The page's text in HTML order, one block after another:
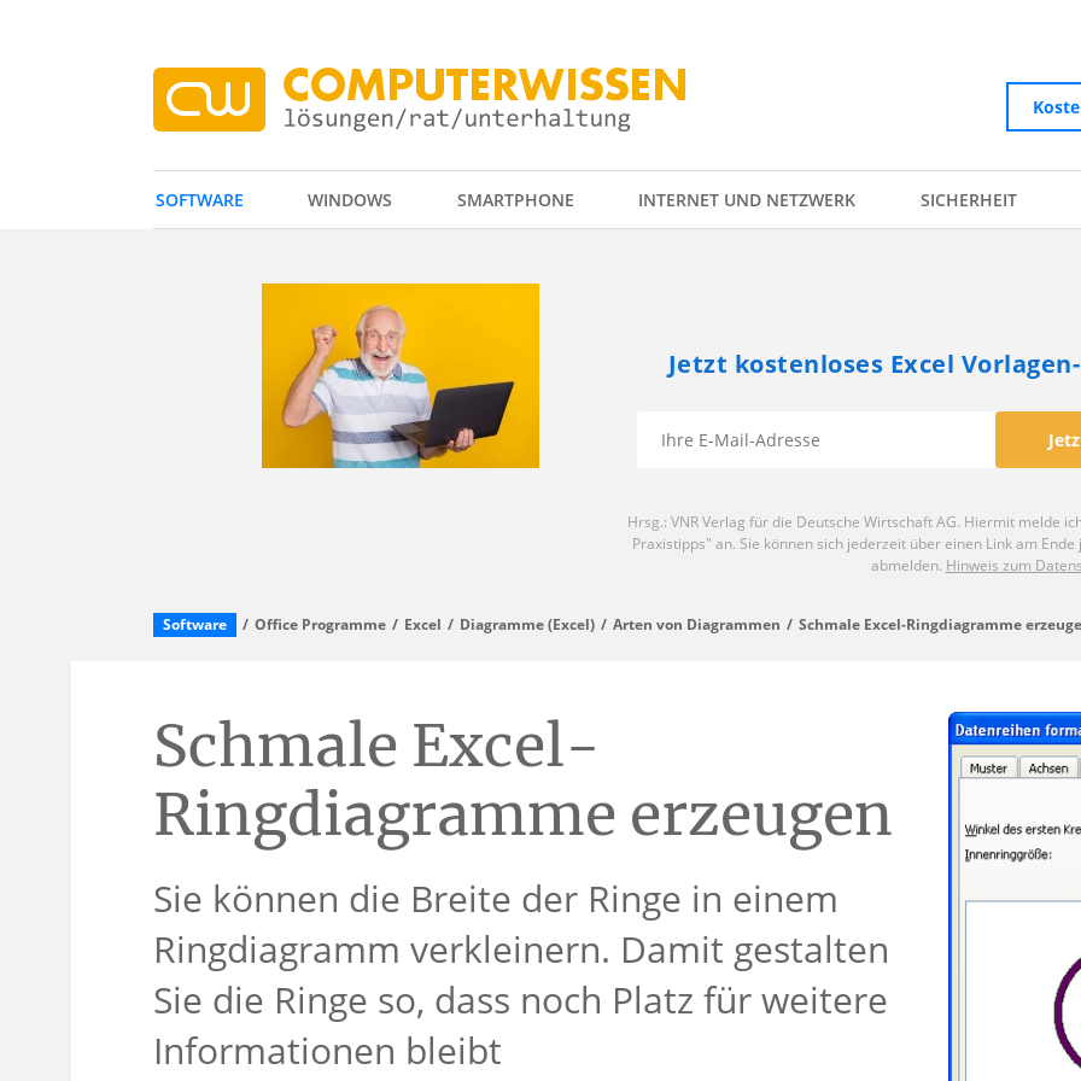
SOFTWARE WINDOWS SMARTPHONE INTERNET UND NETZWERK SICHERHEIT
Software Office Programme Excel Diagramme (Excel) Arten von Diagrammen Schmale Excel-Ringdiagramme
Schmale Excel-
Ringdiagramme erzeugen
Sie können die Breite der Ringe in einem
Ringdiagramm verkleinern. Damit gestalten
Sie die Ringe so, dass noch Platz für weitere
Informationen bleibt